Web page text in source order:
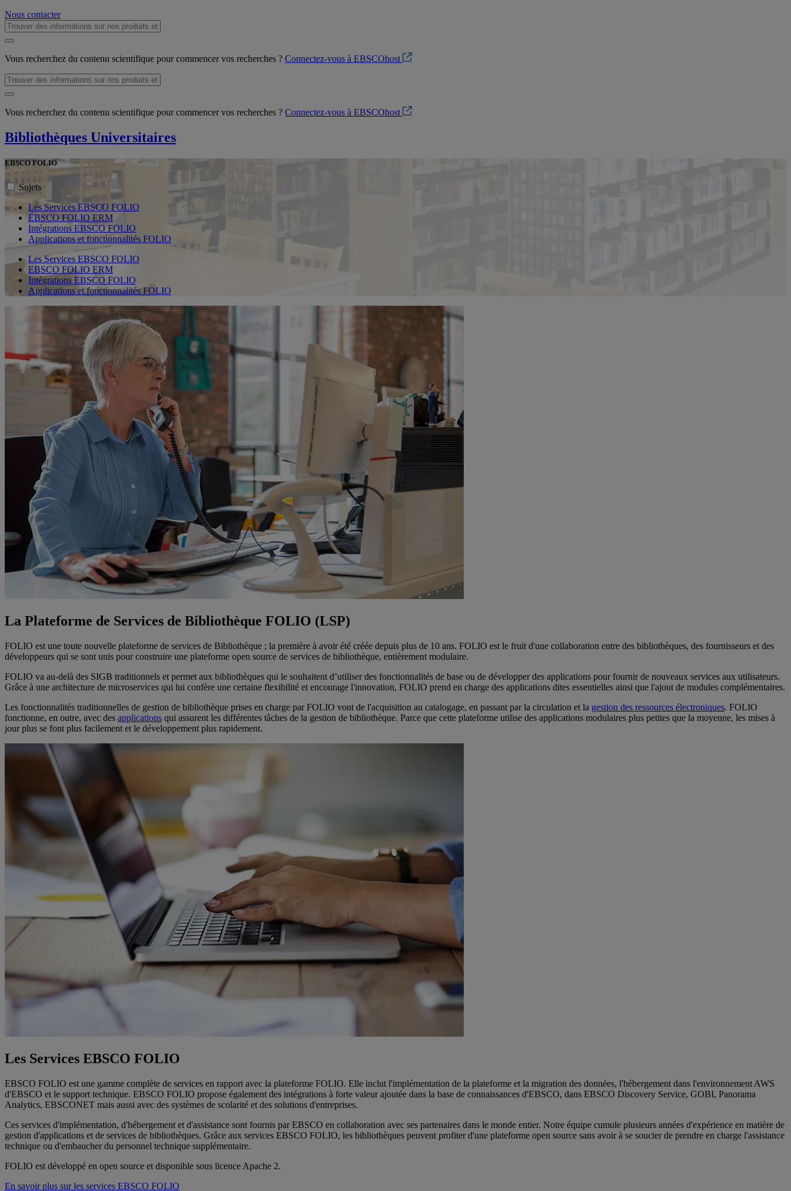
Nous contacter
Vous recherchez du contenu scientifique pour commencer vos recherches ? Connectez-vous à EBSCOhost
Vous recherchez du contenu scientifique pour commencer vos recherches ? Connectez-vous à EBSCOhost
Bibliothèques Universitaires
EBSCO FOLIO
Sujets
Les Services EBSCO FOLIO
EBSCO FOLIO ERM
Intégrations EBSCO FOLIO
Applications et fonctionnalités FOLIO
Les Services EBSCO FOLIO
EBSCO FOLIO ERM
Intégrations EBSCO FOLIO
Applications et fonctionnalités FOLIO
La Plateforme de Services de Bibliothèque FOLIO (LSP)
FOLIO est une toute nouvelle plateforme de services de Bibliothèque ; la première à avoir été créée depuis plus de 10 ans. FOLIO est le fruit d'une collaboration entre des bibliothèques, des fournisseurs et des
développeurs qui se sont unis pour construire une plateforme open source de services de bibliothèque, entièrement modulaire.
FOLIO va au-delà des SIGB traditionnels et permet aux bibliothèques qui le souhaitent d’utiliser des fonctionnalités de base ou de développer des applications pour fournir de nouveaux services aux utilisateurs.
Grâce à une architecture de microservices qui lui confère une certaine flexibilité et encourage l'innovation, FOLIO prend en charge des applications dites essentielles ainsi que l'ajout de modules complémentaires.
Les fonctionnalités traditionnelles de gestion de bibliothèque prises en charge par FOLIO vont de l'acquisition au catalogage, en passant par la circulation et la gestion des ressources électroniques. FOLIO
fonctionne, en outre, avec des applications qui assurent les différentes tâches de la gestion de bibliothèque. Parce que cette plateforme utilise des applications modulaires plus petites que la moyenne, les mises à
jour plus se font plus facilement et le développement plus rapidement.
Les Services EBSCO FOLIO
EBSCO FOLIO est une gamme complète de services en rapport avec la plateforme FOLIO. Elle inclut l'implémentation de la plateforme et la migration des données, l'hébergement dans l'environnement AWS
d'EBSCO et le support technique. EBSCO FOLIO propose également des intégrations à forte valeur ajoutée dans la base de connaissances d'EBSCO, dans EBSCO Discovery Service, GOBI, Panorama
Analytics, EBSCONET mais aussi avec des systèmes de scolarité et des solutions d'entreprises.
Ces services d'implémentation, d'hébergement et d'assistance sont fournis par EBSCO en collaboration avec ses partenaires dans le monde entier. Notre équipe cumule plusieurs années d'expérience en matière de
gestion d'applications et de services de bibliothèques. Grâce aux services EBSCO FOLIO, les bibliothèques peuvent profiter d'une plateforme open source sans avoir à se soucier de prendre en charge l'assistance
technique ou d'embaucher du personnel technique supplémentaire.
FOLIO est développé en open source et disponible sous licence Apache 2.
En savoir plus sur les services EBSCO FOLIO